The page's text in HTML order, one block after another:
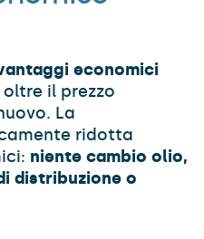
economici
il prezzo
La
ridotta
niente cambio olio,
distribuzione o